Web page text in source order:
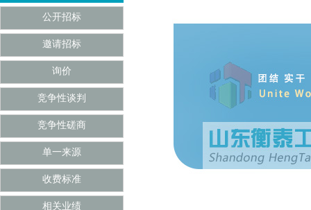
公开招标
邀请招标
询价
竞争性谈判
竞争性磋商
单一来源
收费标准
相关业绩